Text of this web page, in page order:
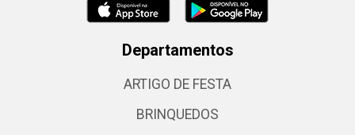
Departamentos
ARTIGO DE FESTA
BRINQUEDOS